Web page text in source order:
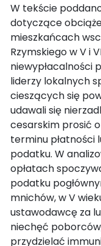
W tekście
dotyczące
mieszkańcach
Rzymskiego w V i
niewypłacalności
liderzy lokalnych
cieszących się
udawali się
cesarskim prosić
terminu płatności
podatku. W
opłatach
podatku
mnichów, w V
ustawodawcę za
niechęć
przydzielać